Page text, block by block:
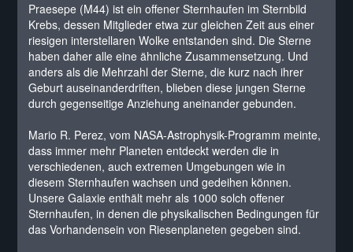
Praesepe (M44) ist ein offener Sternhaufen im Sternbild
Krebs, dessen Mitglieder etwa zur gleichen Zeit aus einer
riesigen interstellaren Wolke entstanden sind. Die Sterne
haben daher alle eine ähnliche Zusammensetzung. Und
anders als die Mehrzahl der Sterne, die kurz nach ihrer
Geburt auseinanderdriften, blieben diese jungen Sterne
durch gegenseitige Anziehung aneinander gebunden.
Mario R. Perez, vom NASA-Astrophysik-Programm meinte,
dass immer mehr Planeten entdeckt werden die in
verschiedenen, auch extremen Umgebungen wie in
diesem Sternhaufen wachsen und gedeihen können.
Unsere Galaxie enthält mehr als 1000 solch offener
Sternhaufen, in denen die physikalischen Bedingungen für
das Vorhandensein von Riesenplaneten gegeben sind.